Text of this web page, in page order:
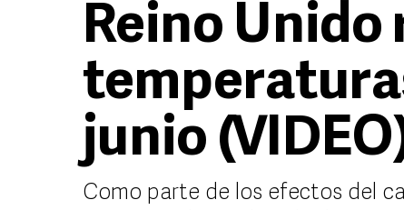
Reino
junio
Como parte de los efectos del